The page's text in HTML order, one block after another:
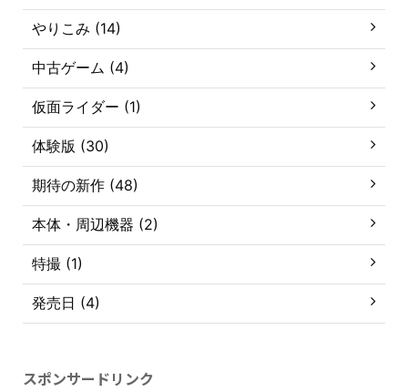
やりこみ (14)
中古ゲーム (4)
仮面ライダー (1)
体験版 (30)
期待の新作 (48)
本体・周辺機器 (2)
特撮 (1)
発売日 (4)
スポンサードリンク